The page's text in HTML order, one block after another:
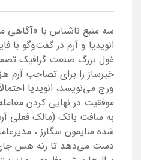
سه منبع ناشناس با «آگاهی
انویدیا و آرم در گفت‌و‌گو با
خبرساز را برای تصاحب آرم
ورج می‌نویسد، انویدیا
به سافت بانک (مالک فعلی
شده سایمون سگارز ،
دست می‌دهد تا رنه هس جای